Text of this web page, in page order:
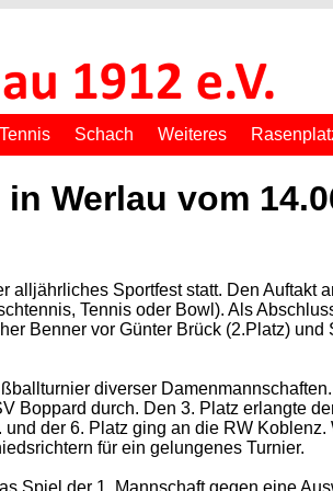
Tennis Schach Weiteres
Werlau vom
alljährliches Sportfest statt. Den Auftakt
Tennis oder Bowl). Als
Benner vor Günter Brück (2.Platz)
diverser
Boppard durch. Den 3. Platz erlangte
der 6. Platz ging an die RW
für ein gelungenes Turnier.
Spiel der 1. Mannschaft gegen eine